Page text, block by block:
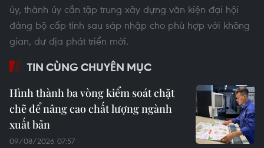
ủy, thành ủy cần tập trung xây dựng văn kiện đại hội
đảng bộ cấp tỉnh sau sáp nhập cho phù hợp với không
gian, dư địa phát triển mới.
TIN CÙNG CHUYÊN MỤC
Hình thành ba vòng kiểm soát chặt
chẽ để nâng cao chất lượng ngành
xuất bản
09/08/2026 07:57